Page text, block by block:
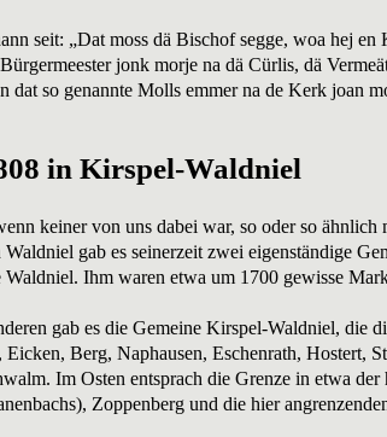
seit: „Dat moss dä Bischof segge, woa hej
jonk morje na dä Cürlis, dä
dat so genannte Molls emmer na de Kerk joan
in Kirspel-Waldniel
keiner von uns dabei war, so oder so
Waldniel gab es seinerzeit zwei eigenständige
Waldniel. Ihm waren etwa um 1700 gewisse
gab es die Gemeine Kirspel-Waldniel, die
Eicken, Berg, Naphausen, Eschenrath, Hostert,
Im Osten entsprach die Grenze in etwa
Zoppenberg und die hier